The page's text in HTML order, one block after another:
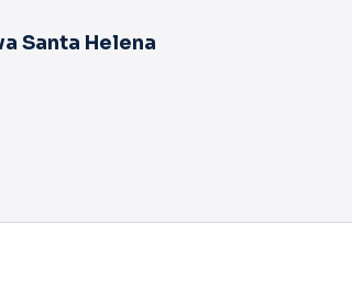
Santa Helena